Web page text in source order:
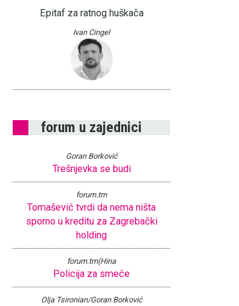
Epitaf za ratnog huškača
Ivan Cingel
forum u zajednici
Goran Borković
Trešnjevka se budi
forum.tm
Tomašević tvrdi da nema ništa
sporno u kreditu za Zagrebački
holding
forum.tm(Hina
Policija za smeće
Olja Tsironian/Goran Borković